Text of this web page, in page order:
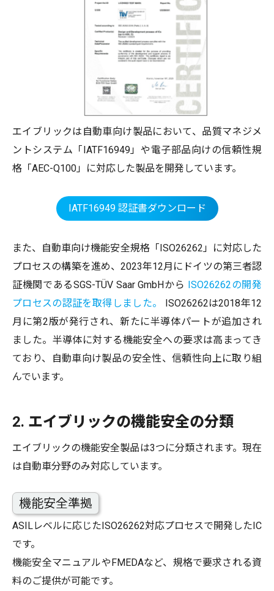
エイブリックは自動車向け製品において、品質マネジメ
ントシステム「IATF16949」や電子部品向けの信頼性規
格「AEC-Q100」に対応した製品を開発しています。
IATF16949 認証書ダウンロード
また、自動車向け機能安全規格「ISO26262」に対応した
プロセスの構築を進め、2023年12月にドイツの第三者認
証機関であるSGS-TÜV Saar GmbHから
ISO26262の開発
プロセスの認証を取得しました。
ISO26262は2018年12
月に第2版が発行され、新たに半導体パートが追加され
ました。半導体に対する機能安全への要求は高まってき
ており、自動車向け製品の安全性、信頼性向上に取り組
んでいます。
2. エイブリックの機能安全の分類
エイブリックの機能安全製品は3つに分類されます。現在
は自動車分野のみ対応しています。
機能安全準拠
ASILレベルに応じたISO26262対応プロセスで開発したIC
です。
機能安全マニュアルやFMEDAなど、規格で要求される資
料のご提供が可能です。